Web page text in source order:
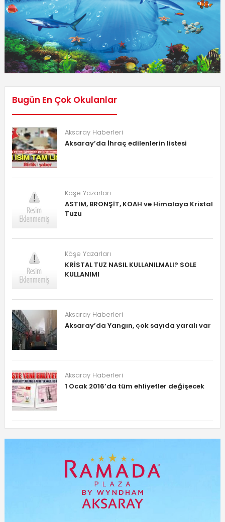
Bugün En Çok Okulanlar
Aksaray Haberleri
Aksaray’da İhraç edilenlerin listesi
Köşe Yazarları
ASTIM, BRONŞİT, KOAH ve Himalaya Kristal
Tuzu
Köşe Yazarları
KRİSTAL TUZ NASIL KULLANILMALI? SOLE
KULLANIMI
Aksaray Haberleri
Aksaray’da Yangın, çok sayıda yaralı var
Aksaray Haberleri
1 Ocak 2016’da tüm ehliyetler değişecek